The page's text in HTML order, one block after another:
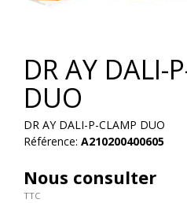
DR AY DALI-
DUO
DR AY DALI-P-CLAMP DUO
Référence: A210200400605
Nous consulter
TTC